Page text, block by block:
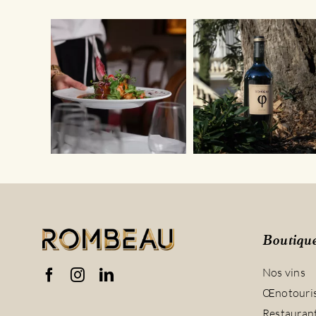
Nos vins